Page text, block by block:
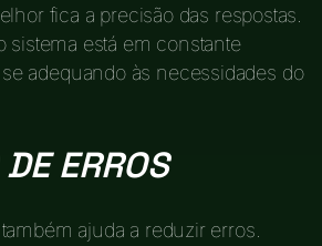
fica a precisão das respostas.
sistema está em constante
adequando às necessidades do
ERROS
ajuda a reduzir erros.